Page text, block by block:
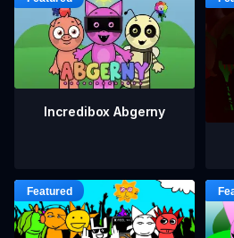
Incredibox Abgerny